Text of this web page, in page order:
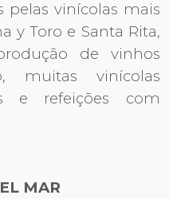
pelas vinícolas mais
y Toro e Santa Rita,
de vinhos
muitas vinícolas
e refeições com
MAR